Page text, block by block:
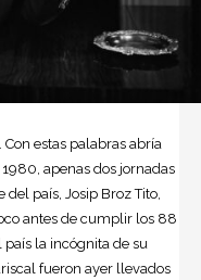
Con estas palabras abría
apenas dos jornadas
país, Josip Broz Tito,
antes de cumplir los 88
país la incógnita de su
fueron ayer llevados